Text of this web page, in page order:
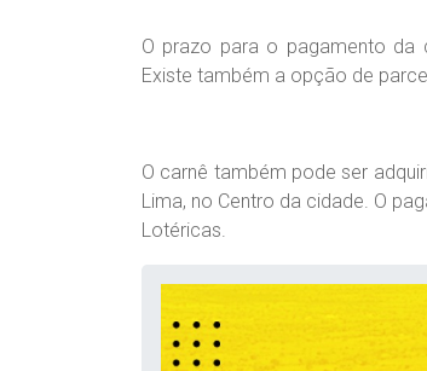
O prazo para o pagamento da
Existe também a opção de
O carnê também pode ser
Lima, no Centro da cidade. O
Lotéricas.